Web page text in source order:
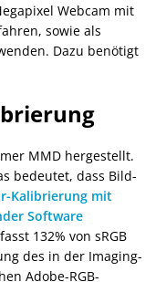
Webcam mit
sowie als
Dazu benötigt
MMD hergestellt.
bedeutet, dass Bild-
Kalibrierung mit
Software
132% von sRGB
des in der Imaging-
Adobe-RGB-